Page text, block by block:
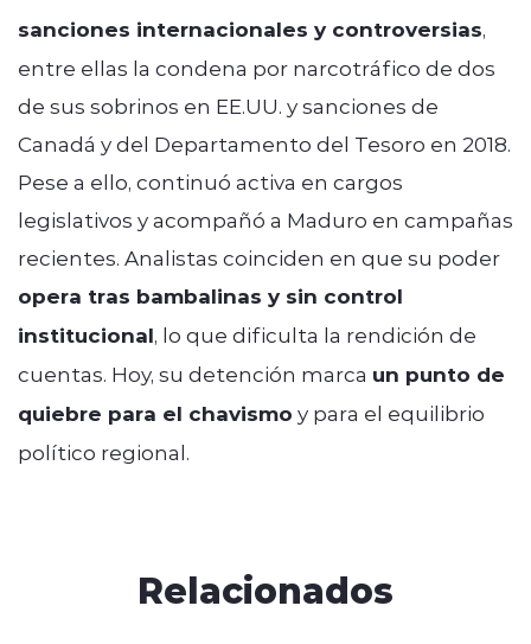
sanciones internacionales y controversias,
entre ellas la condena por narcotráfico de dos
de sus sobrinos en EE.UU. y sanciones de
Canadá y del Departamento del Tesoro en 2018.
Pese a ello, continuó activa en cargos
legislativos y acompañó a Maduro en campañas
recientes. Analistas coinciden en que su poder
opera tras bambalinas y sin control
institucional, lo que dificulta la rendición de
cuentas. Hoy, su detención marca un punto de
quiebre para el chavismo y para el equilibrio
político regional.
Relacionados